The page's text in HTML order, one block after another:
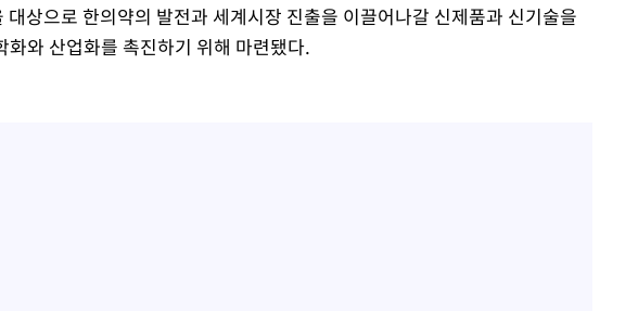
대상으로 한의약의 발전과 세계시장 진출을 이끌어나갈 신제품과 신기술을
화와 산업화를 촉진하기 위해 마련됐다.